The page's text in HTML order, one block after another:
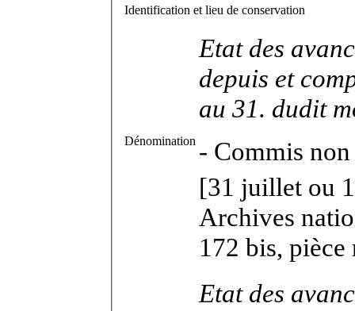
Identification et lieu de conservation
Dénomination
Etat des
depuis et
au 31. dudit
- Commis
[31 juillet ou 1
Archives
172 bis, pièce
Etat des